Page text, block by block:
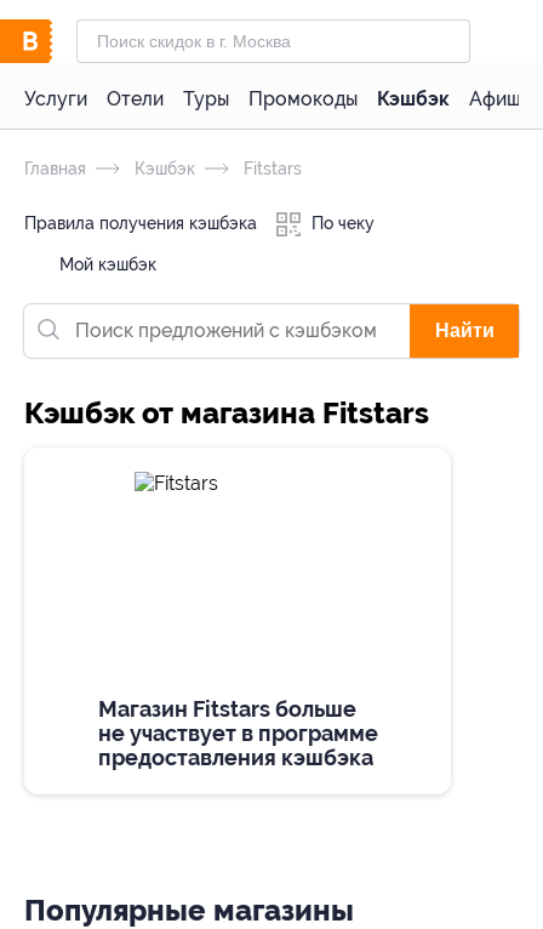
Услуги Отели Туры Промокоды Кэшбэк Афиша
Главная Кэшбэк Fitstars
Правила получения кэшбэка По чеку
Мой кэшбэк
Найти
Кэшбэк от магазина Fitstars
Магазин Fitstars больше
не участвует в программе
предоставления кэшбэка
Популярные магазины